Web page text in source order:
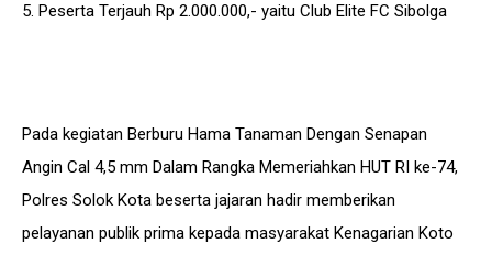
5. Peserta Terjauh Rp 2.000.000,- yaitu Club Elite FC Sibolga
Pada kegiatan Berburu Hama Tanaman Dengan Senapan
Angin Cal 4,5 mm Dalam Rangka Memeriahkan HUT RI ke-74,
Polres Solok Kota beserta jajaran hadir memberikan
pelayanan publik prima kepada masyarakat Kenagarian Koto